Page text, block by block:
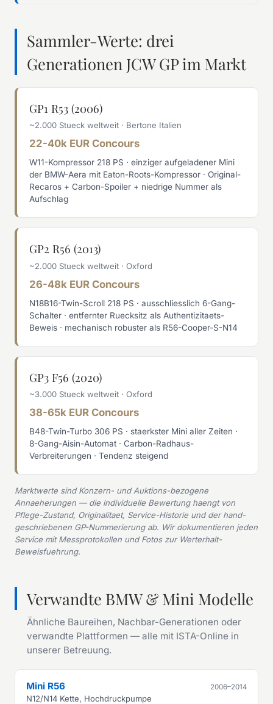
Sammler-Werte: drei
Generationen JCW GP im Markt
GP1 R53 (2006)
~2.000 Stueck weltweit · Bertone Italien
22-40k EUR Concours
W11-Kompressor 218 PS · einziger aufgeladener Mini
der BMW-Aera mit Eaton-Roots-Kompressor · Original-
Recaros + Carbon-Spoiler + niedrige Nummer als
Aufschlag
GP2 R56 (2013)
~2.000 Stueck weltweit · Oxford
26-48k EUR Concours
N18B16-Twin-Scroll 218 PS · ausschliesslich 6-Gang-
Schalter · entfernter Ruecksitz als Authentizitaets-
Beweis · mechanisch robuster als R56-Cooper-S-N14
GP3 F56 (2020)
~3.000 Stueck weltweit · Oxford
38-65k EUR Concours
B48-Twin-Turbo 306 PS · staerkster Mini aller Zeiten ·
8-Gang-Aisin-Automat · Carbon-Radhaus-
Verbreiterungen · Tendenz steigend
Marktwerte sind Konzern- und Auktions-bezogene
Annaeherungen — die individuelle Bewertung haengt von
Pflege-Zustand, Originalitaet, Service-Historie und der hand-
geschriebenen GP-Nummerierung ab. Wir dokumentieren jeden
Service mit Messprotokollen und Fotos zur Werterhalt-
Beweisfuehrung.
Verwandte BMW & Mini Modelle
Ähnliche Baureihen, Nachbar-Generationen oder
verwandte Plattformen — alle mit ISTA-Online in
unserer Betreuung.
Mini R56 2006–2014
N12/N14 Kette, Hochdruckpumpe